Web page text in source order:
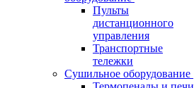
Пульты
дистанционного
управления
Транспортные
тележки
Сушильное оборудование